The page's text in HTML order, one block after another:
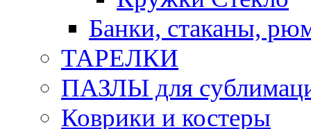
Банки, стаканы,
ТАРЕЛКИ
ПАЗЛЫ для
Коврики и костеры